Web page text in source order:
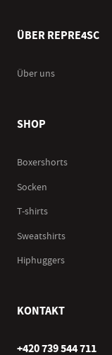
ÜBER REPRE4SC
Über uns
SHOP
Boxershorts
Socken
T-shirts
Sweatshirts
Hiphuggers
KONTAKT
+420 739 544 711